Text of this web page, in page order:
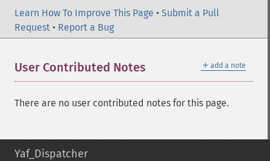
Learn How To Improve This Page • Submit a Pull
Request • Report a Bug
＋ add a note
User Contributed Notes
There are no user contributed notes for this page.
Yaf_Dispatcher